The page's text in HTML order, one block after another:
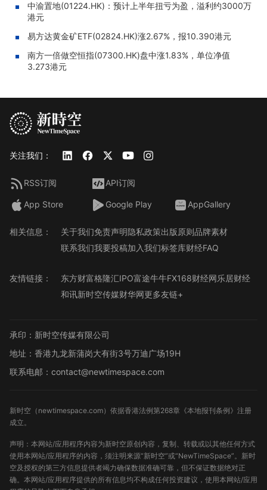
中渝置地(01224.HK)：预计上半年扭亏为盈，溢利约3000万
港元
易方达黄金矿ETF(02824.HK)涨2.67%，报10.390港元
南方一倍做空恒指(07300.HK)盘中涨1.83%，单位净值
3.273港元
关注我们：
RSS订阅 API订阅
App Store Google Play AppGallery
相关信息： 关于我们免责声明隐私政策出版原则品牌素材
联系我们我要投稿加入我们标签库财经FAQ
友情链接： 东方财富格隆汇IPO富途牛牛FX168财经网乐居财经
和讯新时空传媒财华网更多友链+
承印：新时空传媒有限公司
地址：香港九龙新蒲岗大有街3号万迪广场19H
联系电邮：contact@newtimespace.com
新时空（ newtimespace.com）依据香港法例第268章《本地报刊条例》注册
成立。
声明：本网站/应用程序内容为新时空原创内容，复制、转载或以其他任何方式
使用本网站/应用程序的内容，须注明来源“新时空”或“NewTimeSpace”。新时
空及授权的第三方信息提供者竭力确保数据准确可靠，但不保证数据绝对正
确。本网站/应用程序提供的所有信息均不构成任何投资建议，使用本网站/应用